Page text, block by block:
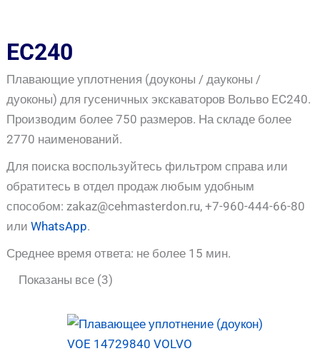
EC240
Плавающие уплотнения (доуконы / дауконы /
дуоконы) для гусеничных экскаваторов Вольво EC240.
Производим более 750 размеров. На складе более
2770 наименований.
Для поиска воспользуйтесь фильтром справа или
обратитесь в отдел продаж любым удобным
способом: zakaz@cehmasterdon.ru, +7-960-444-66-80
илиWhatsApp.
Среднее время ответа: не более 15 мин.
Показаны все (3)